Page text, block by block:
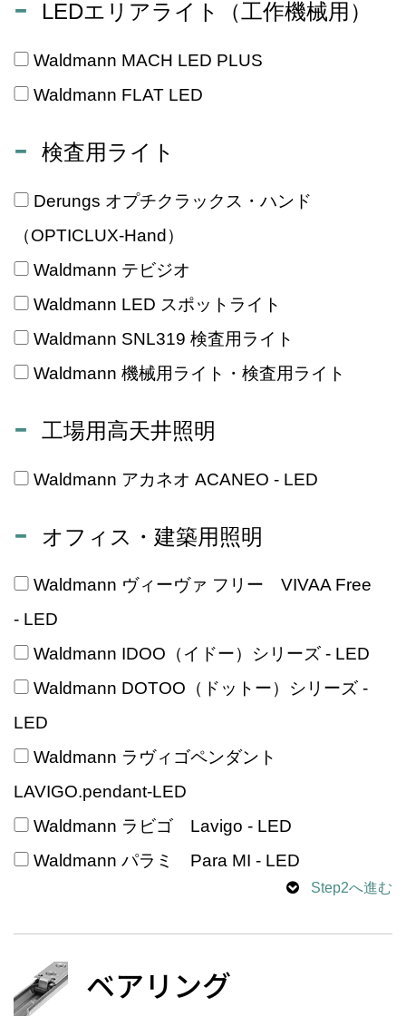
LEDエリアライト（工作機械用）
Waldmann MACH LED PLUS
Waldmann FLAT LED
検査用ライト
Derungs オプチクラックス・ハンド
（OPTICLUX-Hand）
Waldmann テビジオ
Waldmann LED スポットライト
Waldmann SNL319 検査用ライト
Waldmann 機械用ライト・検査用ライト
工場用高天井照明
Waldmann アカネオ ACANEO - LED
オフィス・建築用照明
Waldmann ヴィーヴァ フリー VIVAA Free
- LED
Waldmann IDOO（イドー）シリーズ - LED
Waldmann DOTOO（ドットー）シリーズ -
LED
Waldmann ラヴィゴペンダント
LAVIGO.pendant-LED
Waldmann ラビゴ Lavigo - LED
Waldmann パラミ Para MI - LED
Step2へ進む
ベアリング